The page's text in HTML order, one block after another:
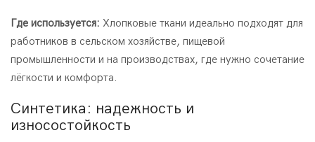
Где используется: Хлопковые ткани идеально подходят для
работников в сельском хозяйстве, пищевой
промышленности и на производствах, где нужно сочетание
лёгкости и комфорта.
Синтетика: надежность и
износостойкость